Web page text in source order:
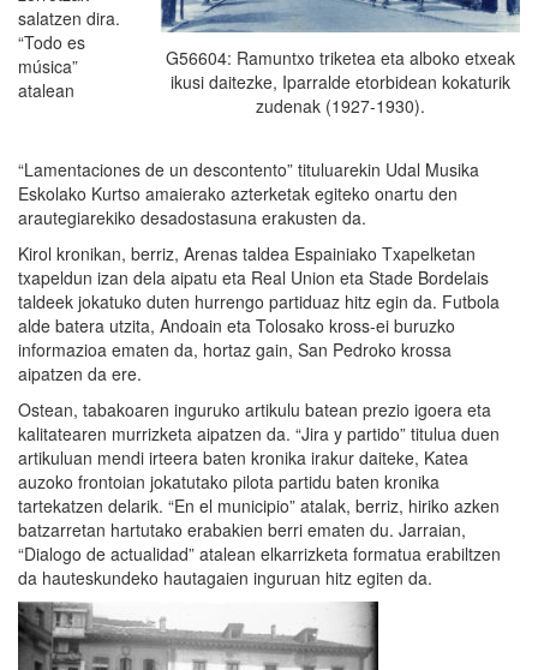
G56604: Ramuntxo triketea eta alboko etxeak
ikusi daitezke, Iparralde etorbidean kokaturik
zudenak (1927-1930).
salatzen dira.
“Todo es
música”
atalean
“Lamentaciones de un descontento” tituluarekin Udal Musika
Eskolako Kurtso amaierako azterketak egiteko onartu den
arautegiarekiko desadostasuna erakusten da.
Kirol kronikan, berriz, Arenas taldea Espainiako Txapelketan
txapeldun izan dela aipatu eta Real Union eta Stade Bordelais
taldeek jokatuko duten hurrengo partiduaz hitz egin da. Futbola
alde batera utzita, Andoain eta Tolosako kross-ei buruzko
informazioa ematen da, hortaz gain, San Pedroko krossa
aipatzen da ere.
Ostean, tabakoaren inguruko artikulu batean prezio igoera eta
kalitatearen murrizketa aipatzen da. “Jira y partido” titulua duen
artikuluan mendi irteera baten kronika irakur daiteke, Katea
auzoko frontoian jokatutako pilota partidu baten kronika
tartekatzen delarik. “En el municipio” atalak, berriz, hiriko azken
batzarretan hartutako erabakien berri ematen du. Jarraian,
“Dialogo de actualidad” atalean elkarrizketa formatua erabiltzen
da hauteskundeko hautagaien inguruan hitz egiten da.